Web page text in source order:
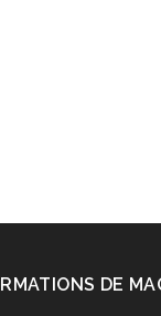
DE